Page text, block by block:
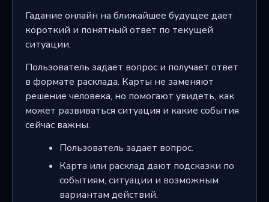
Гадание онлайн на ближайшее будущее дает
короткий и понятный ответ по текущей
ситуации.
Пользователь задает вопрос и получает ответ
в формате расклада. Карты не заменяют
решение человека, но помогают увидеть, как
может развиваться ситуация и какие события
сейчас важны.
Пользователь задает вопрос.
Карта или расклад дают подсказки по
событиям, ситуации и возможным
вариантам действий.